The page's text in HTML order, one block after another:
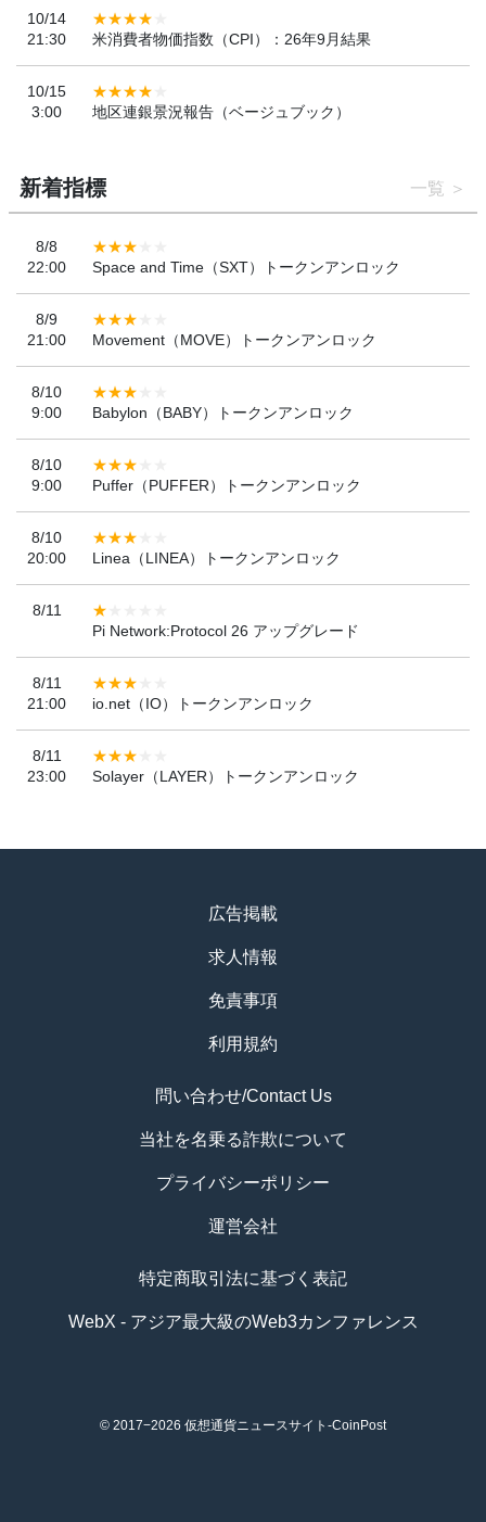
10/14
21:30
米消費者物価指数（CPI）：26年9月結果
10/15
3:00
地区連銀景況報告（ベージュブック）
新着指標 一覧
8/8
22:00
Space and Time（SXT）トークンアンロック
8/9
21:00
Movement（MOVE）トークンアンロック
8/10
9:00
Babylon（BABY）トークンアンロック
8/10
9:00
Puffer（PUFFER）トークンアンロック
8/10
20:00
Linea（LINEA）トークンアンロック
8/11
Pi Network:Protocol 26 アップグレード
8/11
21:00
io.net（IO）トークンアンロック
8/11
23:00
Solayer（LAYER）トークンアンロック
広告掲載
求人情報
免責事項
利用規約
問い合わせ/Contact Us
当社を名乗る詐欺について
プライバシーポリシー
運営会社
特定商取引法に基づく表記
WebX - アジア最大級のWeb3カンファレンス
© 2017−2026 仮想通貨ニュースサイト-CoinPost